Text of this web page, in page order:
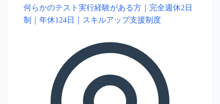
何らかのテスト実行経験がある方｜完全週休2日
制｜年休124日｜スキルアップ支援制度